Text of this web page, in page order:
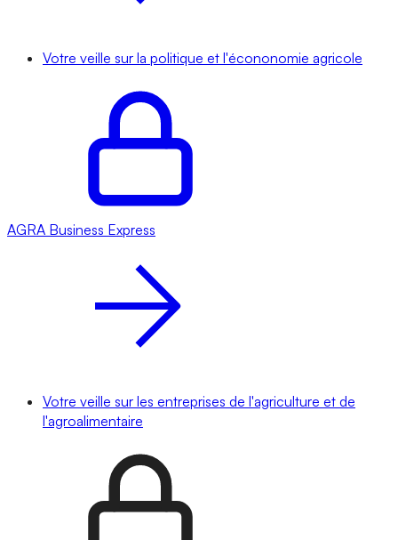
Votre veille sur la politique et l'écononomie agricole
AGRA Business Express
Votre veille sur les entreprises de l'agriculture et de
l'agroalimentaire